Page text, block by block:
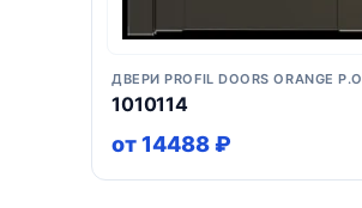
ДВЕРИ PROFIL DOORS ORANGE P.O
1010114
от 14488 ₽